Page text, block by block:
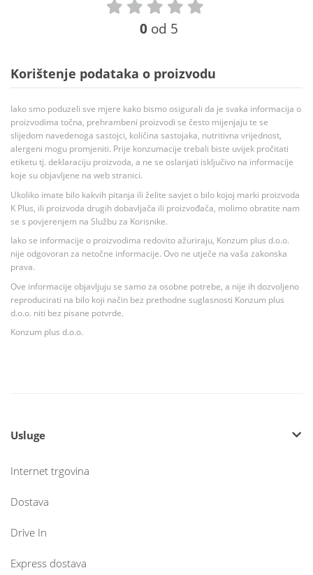
0 od 5
Korištenje podataka o proizvodu
Iako smo poduzeli sve mjere kako bismo osigurali da je svaka informacija o
proizvodima točna, prehrambeni proizvodi se često mijenjaju te se
slijedom navedenoga sastojci, količina sastojaka, nutritivna vrijednost,
alergeni mogu promjeniti. Prije konzumacije trebali biste uvijek pročitati
etiketu tj. deklaraciju proizvoda, a ne se oslanjati isključivo na informacije
koje su objavljene na web stranici.
Ukoliko imate bilo kakvih pitanja ili želite savjet o bilo kojoj marki proizvoda
K Plus, ili proizvoda drugih dobavljača ili proizvođača, molimo obratite nam
se s povjerenjem na Službu za Korisnike.
Iako se informacije o proizvodima redovito ažuriraju, Konzum plus d.o.o.
nije odgovoran za netočne informacije. Ovo ne utječe na vaša zakonska
prava.
Ove informacije objavljuju se samo za osobne potrebe, a nije ih dozvoljeno
reproducirati na bilo koji način bez prethodne suglasnosti Konzum plus
d.o.o. niti bez pisane potvrde.
Konzum plus d.o.o.
Usluge
Internet trgovina
Dostava
Drive In
Express dostava